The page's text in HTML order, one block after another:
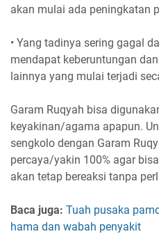
akan mulai ada peningkatan
• Yang tadinya sering gagal
mendapat keberuntungan
lainnya yang mulai terjadi
Garam Ruqyah bisa
keyakinan/agama apapun.
sengkolo dengan Garam
percaya/yakin 100% agar
akan tetap bereaksi tanpa
Baca juga: Tuah pusaka
hama dan wabah penyakit